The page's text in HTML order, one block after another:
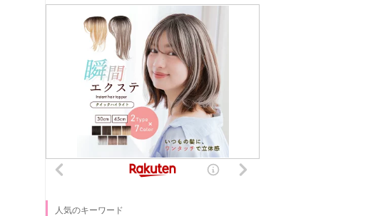
人気のキーワード